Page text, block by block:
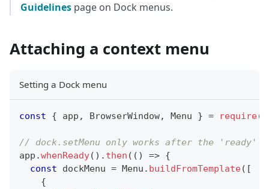
Guidelines page on Dock menus.
Attaching a context menu
Setting a Dock menu
const { app , BrowserWindow, Menu } = require(
// dock.setMenu only works after the 'ready'
app .whenReady( ) . then ( ( ) => {
const dockMenu = Menu . buildFromTemplate( [
{